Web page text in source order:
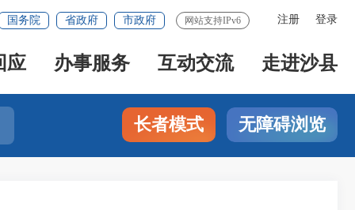
注册 登录
国务院 省政府 市政府 网站支持IPv6
应 办事服务 互动交流 走进沙县
长者模式 无障碍浏览